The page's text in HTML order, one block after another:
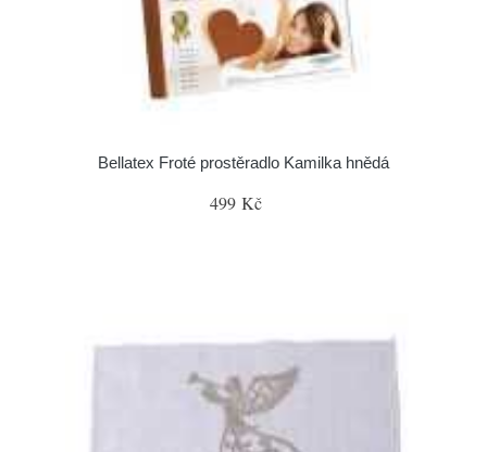
Bellatex Froté prostěradlo Kamilka hnědá
499 Kč